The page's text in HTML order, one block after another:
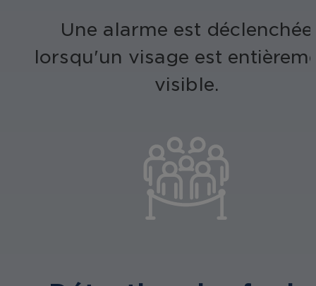
Une alarme est déclenchée
lorsqu'un visage est
visible.